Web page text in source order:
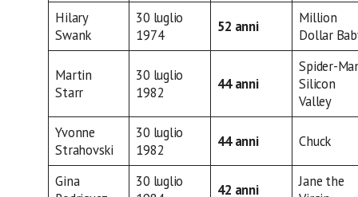
Hilary
Swank
30 luglio
1974
52 anni
Million
Dollar
Martin
Starr
30 luglio
1982
44 anni
Spider-
Silicon
Valley
Yvonne
Strahovski
30 luglio
1982
44 anni Chuck
Gina
30 luglio
42 anni
Jane the